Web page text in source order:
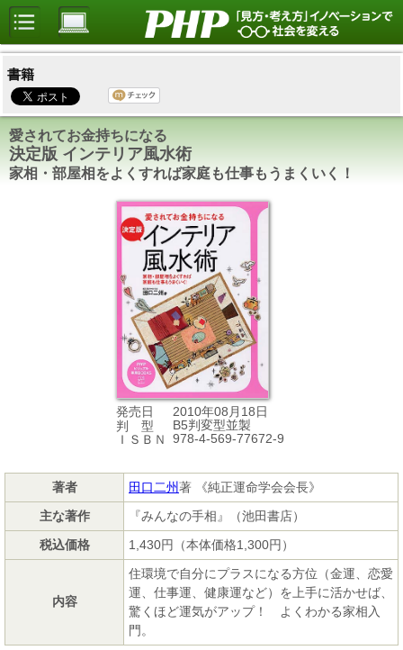
書籍
愛されてお金持ちになる
決定版 インテリア風水術
家相・部屋相をよくすれば家庭も仕事もうまくいく！
発売日
2010年08月18日
判 型
B5判変型並製
ＩＳＢＮ
978-4-569-77672-9
著者 田口二州著 《純正運命学会会長》
主な著作
『みんなの手相』（池田書店）
税込価格
1,430円（本体価格1,300円）
内容
住環境で自分にプラスになる方位（金運、恋愛
運、仕事運、健康運など）を上手に活かせば、
驚くほど運気がアップ！ よくわかる家相入
門。